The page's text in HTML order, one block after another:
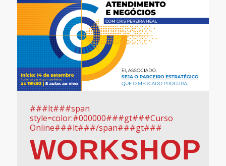
###lt###span
style=color:#000000###gt###Curso
Online###lt###/span###gt###
WORKSHOP